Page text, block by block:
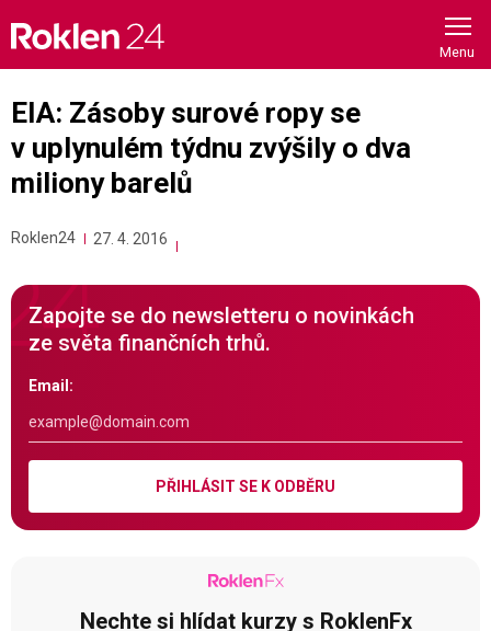
content
EIA: Zásoby surové ropy se
v uplynulém týdnu zvýšily o dva
miliony barelů
Roklen24 27. 4. 2016
Zapojte se do newsletteru o novinkách
ze světa finančních trhů.
Email:
PŘIHLÁSIT SE K ODBĚRU
Nechte si hlídat kurzy s RoklenFx